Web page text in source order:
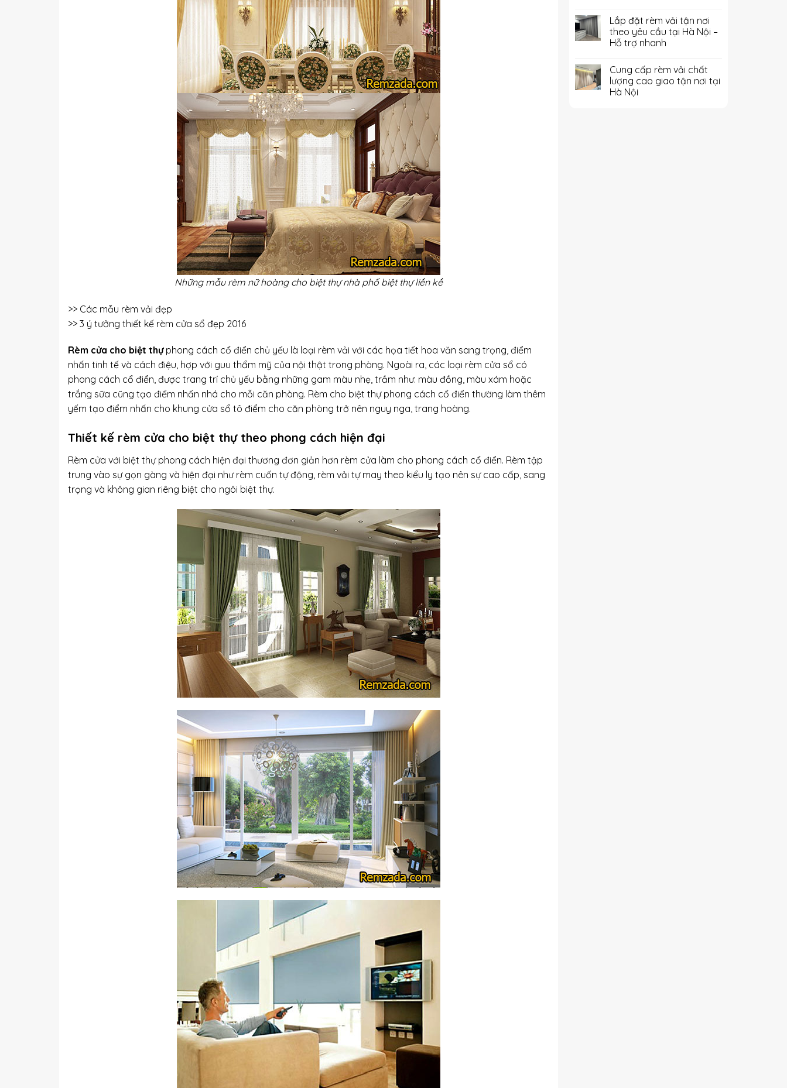
Những mẫu rèm nữ hoàng cho biệt thự nhà phố biệt thự liền kề
>> Các mẫu rèm vải đẹp
>> 3 ý tưởng thiết kế rèm cửa sổ đẹp 2016
Rèm cửa cho biệt thựphong cách cổ điển chủ yếu là loại rèm vải với các họa tiết hoa văn sang trọng, điểm
nhấn tinh tế và cách điệu, hợp với guu thẩm mỹ của nội thật trong phòng. Ngoài ra, các loại rèm cửa sổ có
phong cách cổ điển, được trang trí chủ yếu bằng những gam màu nhẹ, trầm như: màu đồng, màu xám hoặc
trắng sữa cũng tạo điểm nhấn nhá cho mỗi căn phòng. Rèm cho biệt thự phong cách cổ điển thường làm thêm
yếm tạo điểm nhấn cho khung cửa sổ tô điểm cho căn phòng trở nên nguy nga, trang hoàng.
Thiết kế rèm cửa cho biệt thự theo phong cách hiện đại
Rèm cửa với biệt thự phong cách hiện đại thương đơn giản hơn rèm cửa làm cho phong cách cổ điển. Rèm tập
trung vào sự gọn gàng và hiện đại như rèm cuốn tự động, rèm vải tự may theo kiểu ly tạo nên sự cao cấp, sang
trọng và không gian riêng biệt cho ngôi biệt thự.
Lắp đặt rèm vải tận nơi
theo yêu cầu tại Hà Nội –
Hỗ trợ nhanh
Cung cấp rèm vải chất
lượng cao giao tận nơi tại
Hà Nội